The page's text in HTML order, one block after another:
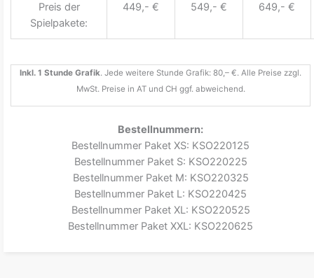
Preis der
Spielpakete:
449,- € 549,- € 649,- €
Inkl. 1 Stunde Grafik. Jede weitere Stunde Grafik: 80,– €. Alle Preise zzgl.
MwSt. Preise in AT und CH ggf. abweichend.
Bestellnummern:
Bestellnummer Paket XS: KSO220125
Bestellnummer Paket S: KSO220225
Bestellnummer Paket M: KSO220325
Bestellnummer Paket L: KSO220425
Bestellnummer Paket XL: KSO220525
Bestellnummer Paket XXL: KSO220625